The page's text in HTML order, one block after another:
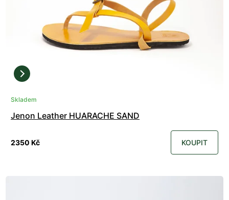
Skladem
Jenon Leather HUARACHE SAND
2350 Kč KOUPIT